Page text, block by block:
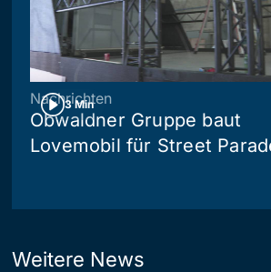
3 Min
Nachrichten
Obwaldner Gruppe baut
Lovemobil für Street
Weitere News